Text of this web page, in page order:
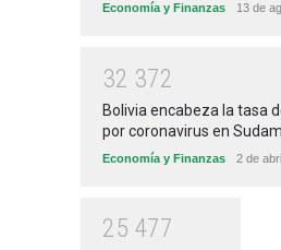
Economía y Finanzas 13 de
32 372
Bolivia encabeza la tasa
por coronavirus en
Economía y Finanzas 2 de
25 477